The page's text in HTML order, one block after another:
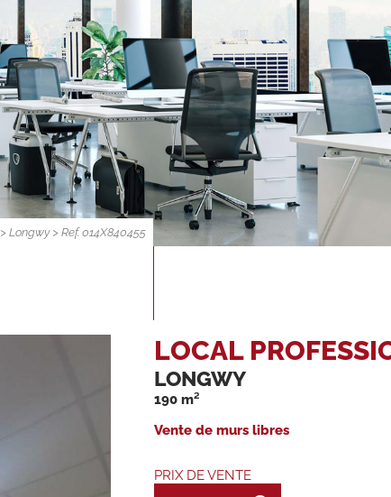
>Longwy> Ref. 014X840455
LOCAL
LONGWY
190 m²
Vente de murs libres
PRIX DE VENTE